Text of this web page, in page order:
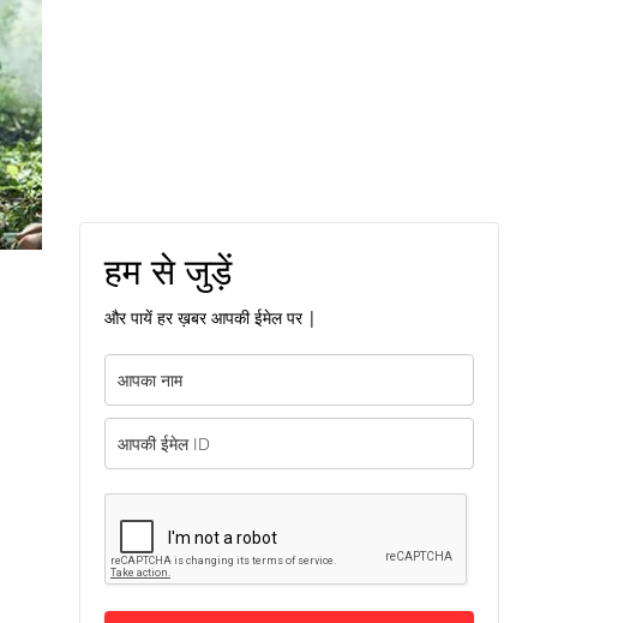
हम से जुड़ें
और पायें हर ख़बर आपकी ईमेल पर |